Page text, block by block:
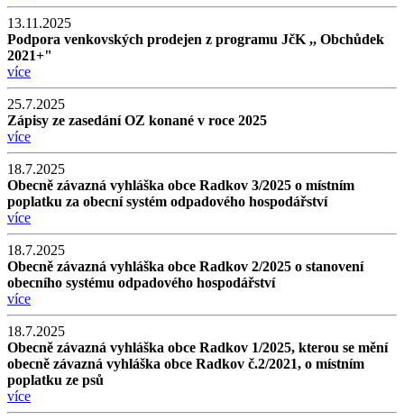
13.11.2025
Podpora venkovských prodejen z programu JčK ,, Obchůdek
2021+"
více
25.7.2025
Zápisy ze zasedání OZ konané v roce 2025
více
18.7.2025
Obecně závazná vyhláška obce Radkov 3/2025 o místním
poplatku za obecní systém odpadového hospodářství
více
18.7.2025
Obecně závazná vyhláška obce Radkov 2/2025 o stanovení
obecního systému odpadového hospodářství
více
18.7.2025
Obecně závazná vyhláška obce Radkov 1/2025, kterou se mění
obecně závazná vyhláška obce Radkov č.2/2021, o místním
poplatku ze psů
více